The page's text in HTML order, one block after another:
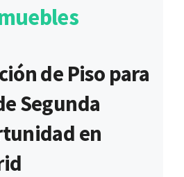
de Piso para
Segunda
en